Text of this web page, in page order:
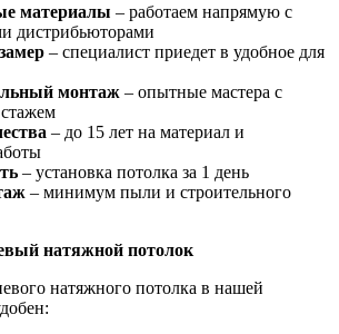
материалы – работаем напрямую с
дистрибьюторами
– специалист приедет в удобное для
монтаж – опытные мастера с
– до 15 лет на материал и
– установка потолка за 1 день
– минимум пыли и строительного
натяжной потолок
натяжного потолка в нашей